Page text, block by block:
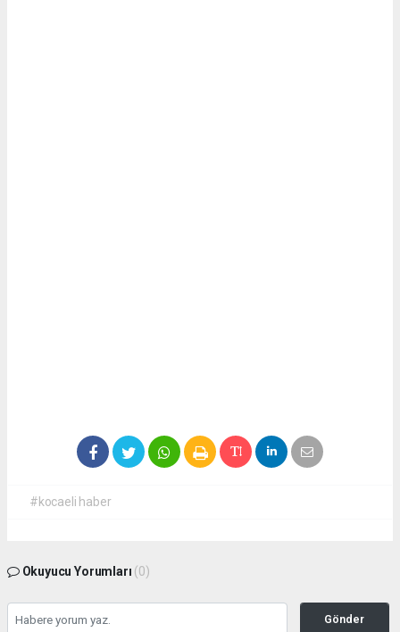
#kocaeli haber
Okuyucu Yorumları (0)
Gönder